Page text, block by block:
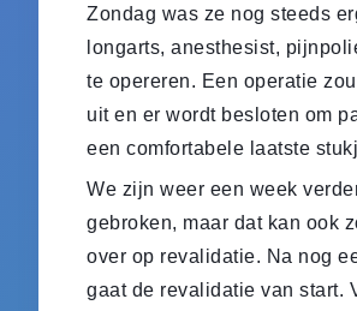
Zondag was ze nog steeds
longarts, anesthesist,
te opereren. Een operatie
uit en er wordt besloten om
een comfortabele laatste
We zijn weer een week
gebroken, maar dat kan ook
over op revalidatie. Na nog
gaat de revalidatie van start.